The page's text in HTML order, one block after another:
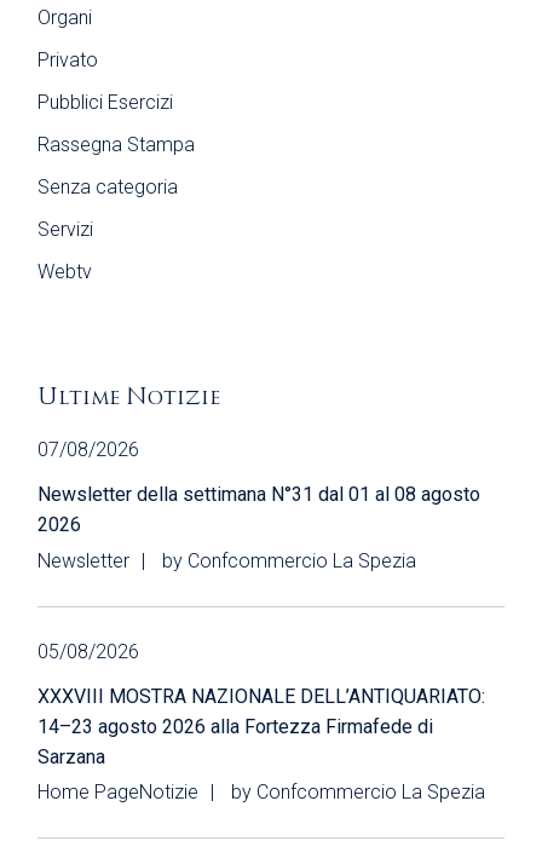
Organi
Privato
Pubblici Esercizi
Rassegna Stampa
Senza categoria
Servizi
Webtv
Ultime Notizie
07/08/2026
Newsletter della settimana N°31 dal 01 al 08 agosto
2026
Newsletter
by Confcommercio La Spezia
05/08/2026
XXXVIII MOSTRA NAZIONALE DELL’ANTIQUARIATO:
14–23 agosto 2026 alla Fortezza Firmafede di
Sarzana
Home PageNotizie by Confcommercio La Spezia